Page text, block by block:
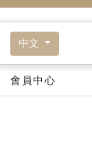
中文
會員中心